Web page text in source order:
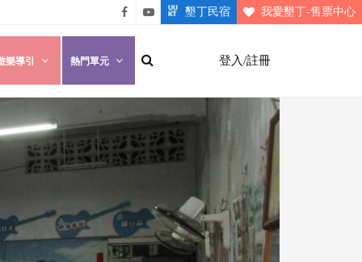
悠遊
墾丁
粉絲
墾丁
墾丁民宿 我愛墾丁-售票中心
登入/註冊
樂導引 熱門單元